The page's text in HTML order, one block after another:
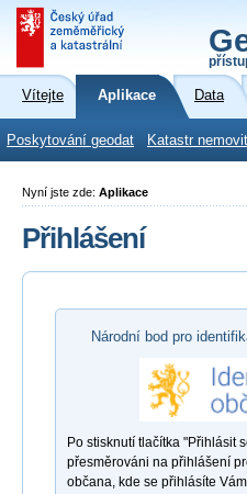
Vítejte Aplikace Data
Poskytování geodat Katastr
Nyní jste zde: Aplikace
Přihlášení
Národní bod pro
Po stisknutí tlačítka "Přihlásit
přesměrováni na přihlášení
občana, kde se přihlásíte